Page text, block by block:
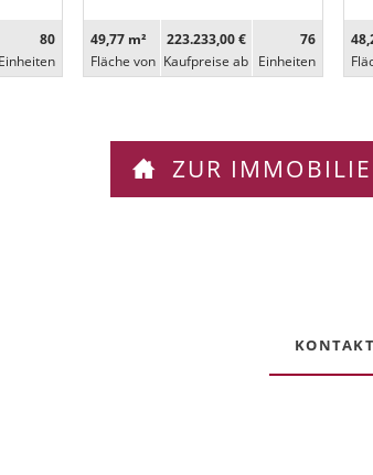
80
Ein­heiten
49,77 m²
Fläche von
223.233,00 €
Kaufpreise ab
76
Ein­heiten
ZUR
KONTAKT